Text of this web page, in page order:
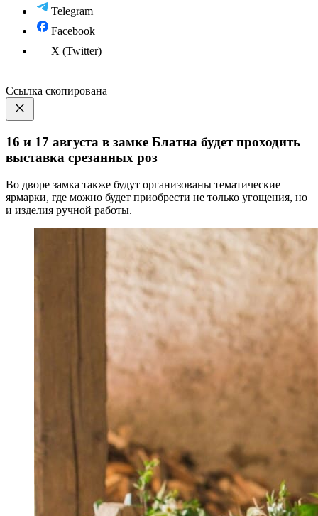
Telegram
Facebook
X (Twitter)
Ссылка скопирована
16 и 17 августа в замке Блатна будет проходить
выставка срезанных роз
Во дворе замка также будут организованы тематические
ярмарки, где можно будет приобрести не только угощения, но
и изделия ручной работы.